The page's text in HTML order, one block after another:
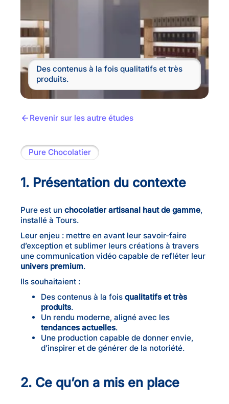
Des contenus à la fois qualitatifs et très
produits.
Revenir sur les autre études
Pure Chocolatier
1. Présentation du contexte
Pure est un chocolatier artisanal haut de gamme,
installé à Tours.
Leur enjeu : mettre en avant leur savoir-faire
d’exception et sublimer leurs créations à travers
une communication vidéo capable de refléter leur
univers premium.
Ils souhaitaient :
Des contenus à la fois qualitatifs et très
produits.
Un rendu moderne, aligné avec les
tendances actuelles.
Une production capable de donner envie,
d’inspirer et de générer de la notoriété.
2. Ce qu’on a mis en place